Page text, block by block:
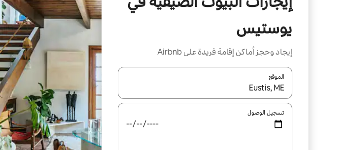
يوستيس
إيجاد وحجز أماكن إقامة فريدة على Airbnb
الموقع
عند توفر النتائج، انتقل باستخدام السهمين لأعلى ولأسفل أو استكشف عن طريق اللمس أو السحب.
تسجيل الوصول